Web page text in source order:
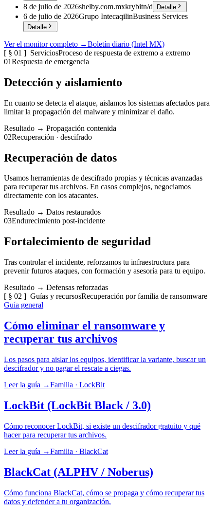
8 de julio de 2026shelby.com.mxkrybitn/d Detalle
6 de julio de 2026Grupo IntecaqilinBusiness Services
Detalle
Ver el monitor completo →Boletín diario (Intel MX)
[ § 01 ] ServiciosProceso de respuesta de extremo a extremo
01Respuesta de emergencia
Detección y aislamiento
En cuanto se detecta el ataque, aislamos los sistemas afectados para
limitar la propagación del malware y minimizar el daño.
Resultado → Propagación contenida
02Recuperación · descifrado
Recuperación de datos
Usamos herramientas de descifrado propias y técnicas avanzadas
para recuperar tus archivos. En casos complejos, negociamos
directamente con los atacantes.
Resultado → Datos restaurados
03Endurecimiento post-incidente
Fortalecimiento de seguridad
Tras controlar el incidente, reforzamos tu infraestructura para
prevenir futuros ataques, con formación y asesoría para tu equipo.
Resultado → Defensas reforzadas
[ § 02 ] Guías y recursosRecuperación por familia de ransomware
Guía general
Cómo eliminar el ransomware y
recuperar tus archivos
Los pasos para aislar los equipos, identificar la variante, buscar un
descifrador y no pagar el rescate a ciegas.
Leer la guía →Familia · LockBit
LockBit (LockBit Black / 3.0)
Cómo reconocer LockBit, si existe un descifrador gratuito y qué
hacer para recuperar tus archivos.
Leer la guía →Familia · BlackCat
BlackCat (ALPHV / Noberus)
Cómo funciona BlackCat, cómo se propaga y cómo recuperar tus
datos y defender a tu organización.